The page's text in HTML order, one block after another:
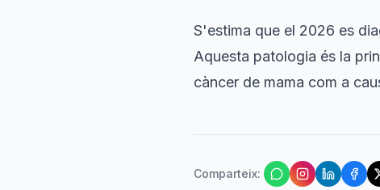
S'estima que el 2026 es
Aquesta patologia és la
càncer de mama com a
Comparteix: